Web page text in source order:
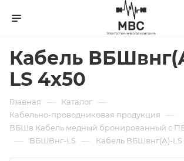
Кабель
LS 4х50
Главная — Каталог —
Кабельно-проводниковая продукция —
ВБШв Кабель медный бронированный с
— ВБШВнг-LS — Кабель ВБШвнг(А)-LS